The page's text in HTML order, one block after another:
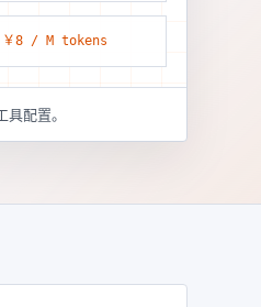
￥8 / M tokens
配置。